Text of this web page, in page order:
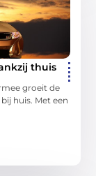
thuis
groeit de
huis. Met een